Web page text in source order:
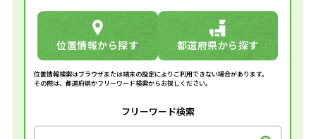
位置情報から探す 都道府県から探す
位置情報検索はブラウザまたは端末の設定によりご利用できない場合があります。
その際は、都道府県かフリーワード検索からお探しください。
フリーワード検索